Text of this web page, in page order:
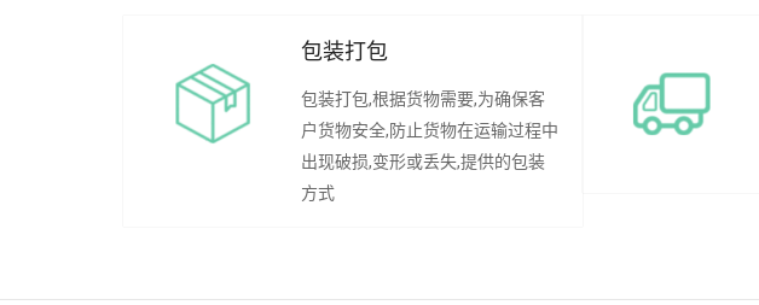
包装打包
包装打包,根据货物需要,为确保客
户货物安全,防止货物在运输过程中
出现破损,变形或丢失,提供的包装
方式